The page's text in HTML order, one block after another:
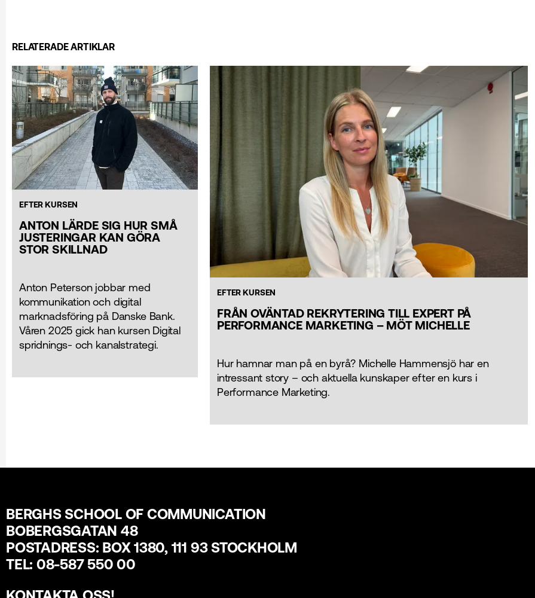
RELATERADE ARTIKLAR
EFTER KURSEN
ANTON LÄRDE SIG HUR SMÅ
JUSTERINGAR KAN GÖRA
STOR SKILLNAD
Anton Peterson jobbar med
kommunikation och digital
marknads­föring på Danske Bank.
Våren 2025 gick han kursen Digital
spridnings- och kanalstrategi.
EFTER KURSEN
FRÅN OVÄNTAD REKRYTERING TILL EXPERT PÅ
PERFORMANCE MARKETING – MÖT MICHELLE
Hur hamnar man på en byrå? Michelle Hammensjö har en
intressant story – och aktuella kunskaper efter en kurs i
Performance Marketing.
BERGHS SCHOOL OF COMMUNICATION
BOBERGSGATAN 48
POSTADRESS: BOX 1380, 111 93 STOCKHOLM
TEL: 08-587 550 00